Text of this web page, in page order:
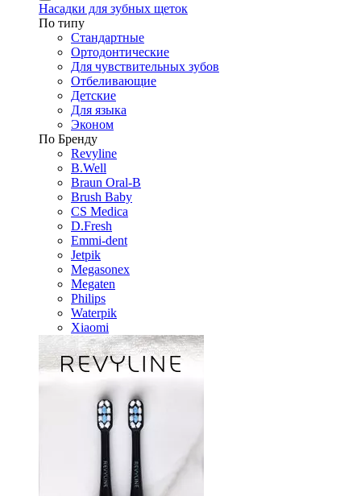
Насадки для зубных щеток
По типу
Стандартные
Ортодонтические
Для чувствительных зубов
Отбеливающие
Детские
Для языка
Эконом
По Бренду
Revyline
B.Well
Braun Oral-B
Brush Baby
CS Medica
D.Fresh
Emmi-dent
Jetpik
Megasonex
Megaten
Philips
Waterpik
Xiaomi